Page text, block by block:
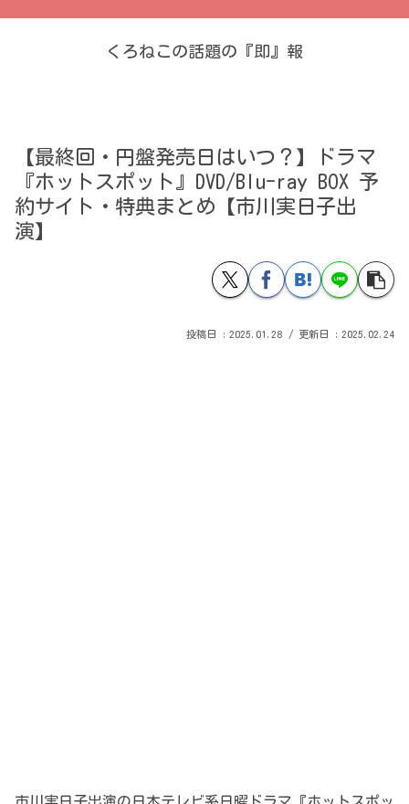
くろねこの話題の『即』報
【最終回・円盤発売日はいつ？】ドラマ
『ホットスポット』DVD/Blu-ray BOX 予
約サイト・特典まとめ【市川実日子出
演】
2025.01.28 2025.02.24